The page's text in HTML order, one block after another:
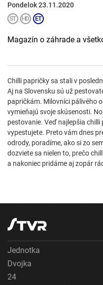
Pondelok 23.11.2020
Magazín o záhrade a
Chilli papričky sa stali v
Aj na Slovensku sú už
papričkám. Milovníci pálivého
vymieňajú svoje skúsenosti.
pestovanie. Veď najlepšia
vypestujete. Preto vám dnes
odrody, poradíme, ako si zo
dozviete sa nielen to, prečo
a nakoniec pridáme aj zopár
Jednotka
Dvojka
24